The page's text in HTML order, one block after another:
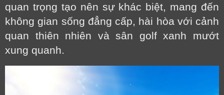
quan trọng tạo nên sự khác biệt, mang đến
không gian sống đẳng cấp, hài hòa với cảnh
quan thiên nhiên và sân golf xanh mướt
xung quanh.